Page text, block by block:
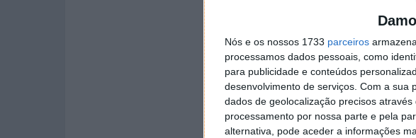
Nós e os nossos 1733 parceiros
processamos dados pessoais, como
para publicidade e conteúdos
desenvolvimento de serviços. Com a sua
dados de geolocalização precisos
processamento por nossa parte e pela
alternativa, pode aceder a informações